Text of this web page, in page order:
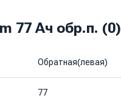
77 Ач обр.п. (0)
Обратная(левая)
77